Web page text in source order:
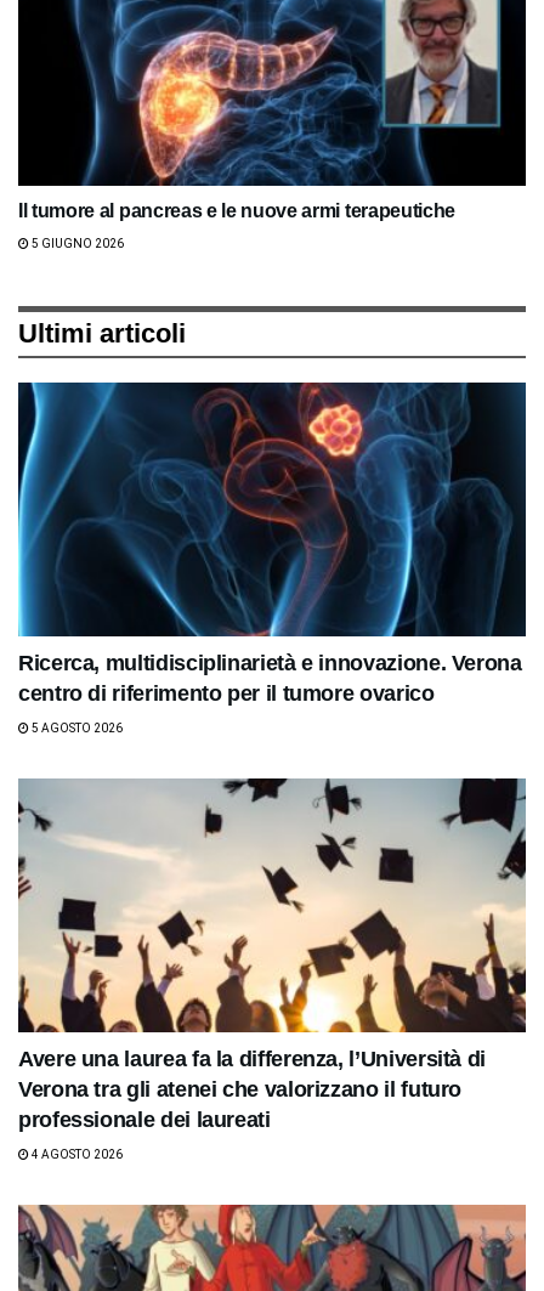
Il tumore al pancreas e le nuove armi terapeutiche
5 GIUGNO 2026
Ultimi articoli
Ricerca, multidisciplinarietà e innovazione. Verona
centro di riferimento per il tumore ovarico
5 AGOSTO 2026
Avere una laurea fa la differenza, l’Università di
Verona tra gli atenei che valorizzano il futuro
professionale dei laureati
4 AGOSTO 2026